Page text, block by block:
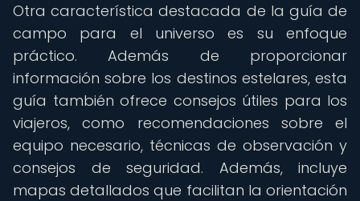
Otra característica destacada de la guía de
campo para el universo es su enfoque
práctico. Además de proporcionar
información sobre los destinos estelares, esta
guía también ofrece consejos útiles para los
viajeros, como recomendaciones sobre el
equipo necesario, técnicas de observación y
consejos de seguridad. Además, incluye
mapas detallados que facilitan la orientación